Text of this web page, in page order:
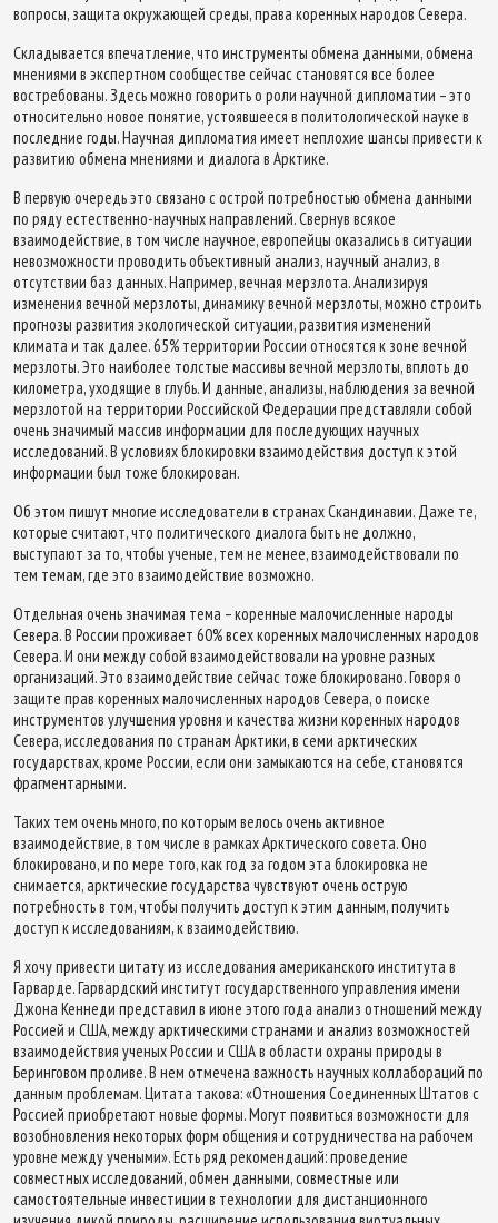
вопросы, защита окружающей среды, права коренных народов Севера.
Складывается впечатление, что инструменты обмена данными, обмена
мнениями в экспертном сообществе сейчас становятся все более
востребованы. Здесь можно говорить о роли научной дипломатии – это
относительно новое понятие, устоявшееся в политологической науке в
последние годы. Научная дипломатия имеет неплохие шансы привести к
развитию обмена мнениями и диалога в Арктике.
В первую очередь это связано с острой потребностью обмена данными
по ряду естественно-научных направлений. Свернув всякое
взаимодействие, в том числе научное, европейцы оказались в ситуации
невозможности проводить объективный анализ, научный анализ, в
отсутствии баз данных. Например, вечная мерзлота. Анализируя
изменения вечной мерзлоты, динамику вечной мерзлоты, можно строить
прогнозы развития экологической ситуации, развития изменений
климата и так далее. 65% территории России относятся к зоне вечной
мерзлоты. Это наиболее толстые массивы вечной мерзлоты, вплоть до
километра, уходящие в глубь. И данные, анализы, наблюдения за вечной
мерзлотой на территории Российской Федерации представляли собой
очень значимый массив информации для последующих научных
исследований. В условиях блокировки взаимодействия доступ к этой
информации был тоже блокирован.
Об этом пишут многие исследователи в странах Скандинавии. Даже те,
которые считают, что политического диалога быть не должно,
выступают за то, чтобы ученые, тем не менее, взаимодействовали по
тем темам, где это взаимодействие возможно.
Отдельная очень значимая тема – коренные малочисленные народы
Севера. В России проживает 60% всех коренных малочисленных народов
Севера. И они между собой взаимодействовали на уровне разных
организаций. Это взаимодействие сейчас тоже блокировано. Говоря о
защите прав коренных малочисленных народов Севера, о поиске
инструментов улучшения уровня и качества жизни коренных народов
Севера, исследования по странам Арктики, в семи арктических
государствах, кроме России, если они замыкаются на себе, становятся
фрагментарными.
Таких тем очень много, по которым велось очень активное
взаимодействие, в том числе в рамках Арктического совета. Оно
блокировано, и по мере того, как год за годом эта блокировка не
снимается, арктические государства чувствуют очень острую
потребность в том, чтобы получить доступ к этим данным, получить
доступ к исследованиям, к взаимодействию.
Я хочу привести цитату из исследования американского института в
Гарварде. Гарвардский институт государственного управления имени
Джона Кеннеди представил в июне этого года анализ отношений между
Россией и США, между арктическими странами и анализ возможностей
взаимодействия ученых России и США в области охраны природы в
Беринговом проливе. В нем отмечена важность научных коллабораций по
данным проблемам. Цитата такова: «Отношения Соединенных Штатов с
Россией приобретают новые формы. Могут появиться возможности для
возобновления некоторых форм общения и сотрудничества на рабочем
уровне между учеными». Есть ряд рекомендаций: проведение
совместных исследований, обмен данными, совместные или
самостоятельные инвестиции в технологии для дистанционного